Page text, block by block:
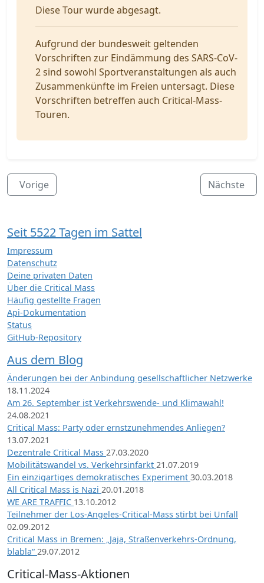
Diese Tour wurde abgesagt.
Aufgrund der bundesweit geltenden
Vorschriften zur Eindämmung des SARS-CoV-
2 sind sowohl Sportveranstaltungen als auch
Zusammenkünfte im Freien untersagt. Diese
Vorschriften betreffen auch Critical-Mass-
Touren.
Vorige Nächste
Seit 5522 Tagen im Sattel
Impressum
Datenschutz
Deine privaten Daten
Über die Critical Mass
Häufig gestellte Fragen
Api-Dokumentation
Status
GitHub-Repository
Aus dem Blog
Änderungen bei der Anbindung gesellschaftlicher Netzwerke
18.11.2024
Am 26. September ist Verkehrswende- und Klimawahl!
24.08.2021
Critical Mass: Party oder ernstzunehmendes Anliegen?
13.07.2021
Dezentrale Critical Mass 27.03.2020
Mobilitätswandel vs. Verkehrsinfarkt 21.07.2019
Ein einzigartiges demokratisches Experiment 30.03.2018
All Critical Mass is Nazi 20.01.2018
WE ARE TRAFFIC 13.10.2012
Teilnehmer der Los-Angeles-Critical-Mass stirbt bei Unfall
02.09.2012
Critical Mass in Bremen: „Jaja, Straßenverkehrs-Ordnung,
blabla“ 29.07.2012
Critical-Mass-Aktionen